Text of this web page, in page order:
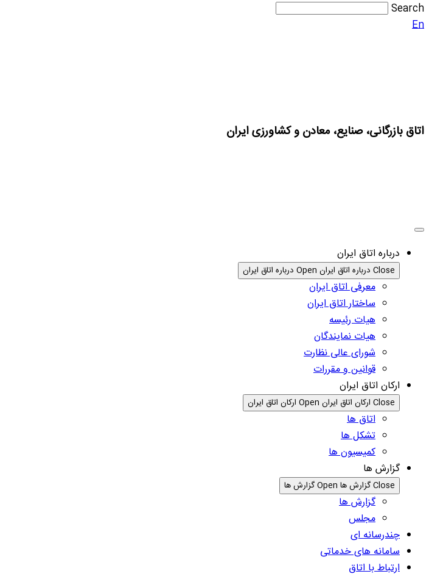
Search
En
اتاق بازرگانی، صنایع، معادن و کشاورزی ایران
درباره اتاق ایران
Close درباره اتاق ایران Open درباره اتاق ایران
معرفی اتاق ایران
ساختار اتاق ایران
هیات رئیسه
هیات نمایندگان
شورای عالی نظارت
قوانین و مقررات
ارکان اتاق ایران
Close ارکان اتاق ایران Open ارکان اتاق ایران
اتاق ها
تشکل ها
کمیسیون ها
گزارش ها
Close گزارش ها Open گزارش ها
گزارش ها
مجلس
چندرسانه ای
سامانه های خدماتی
ارتباط با اتاق